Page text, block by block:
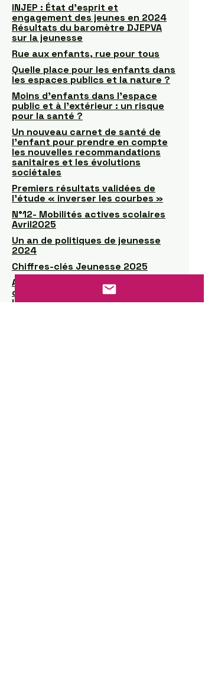
INJEP : État d’esprit et
engagement des jeunes en 2024
Résultats du baromètre DJEPVA
sur la jeunesse
Rue aux enfants, rue pour tous
Quelle place pour les enfants dans
les espaces publics et la nature ?
Moins d'enfants dans l'espace
public et à l'extérieur : un risque
pour la santé ?
Un nouveau carnet de santé de
l’enfant pour prendre en compte
les nouvelles recommandations
sanitaires et les évolutions
sociétales
Premiers résultats validées de
l’étude « inverser les courbes »
N°12- Mobilités actives scolaires
Avril2025
Un an de politiques de jeunesse
2024
Chiffres-clés Jeunesse 2025
Activité physique et
comportements sédentaires chez
les adolescents